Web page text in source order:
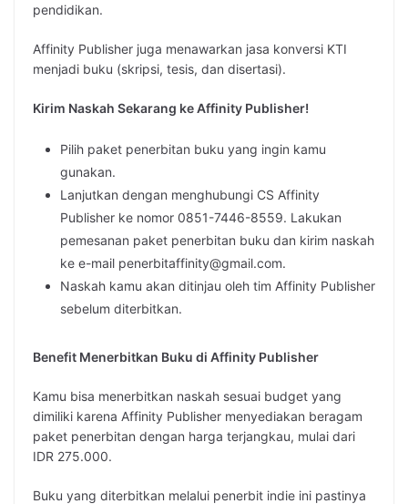
pendidikan.
Affinity Publisher juga menawarkan jasa konversi KTI
menjadi buku (skripsi, tesis, dan disertasi).
Kirim Naskah Sekarang ke Affinity Publisher!
Pilih paket penerbitan buku yang ingin kamu
gunakan.
Lanjutkan dengan menghubungi CS Affinity
Publisher ke nomor 0851-7446-8559. Lakukan
pemesanan paket penerbitan buku dan kirim naskah
ke e-mail penerbitaffinity@gmail.com.
Naskah kamu akan ditinjau oleh tim Affinity Publisher
sebelum diterbitkan.
Benefit Menerbitkan Buku di Affinity Publisher
Kamu bisa menerbitkan naskah sesuai budget yang
dimiliki karena Affinity Publisher menyediakan beragam
paket penerbitan dengan harga terjangkau, mulai dari
IDR 275.000.
Buku yang diterbitkan melalui penerbit indie ini pastinya